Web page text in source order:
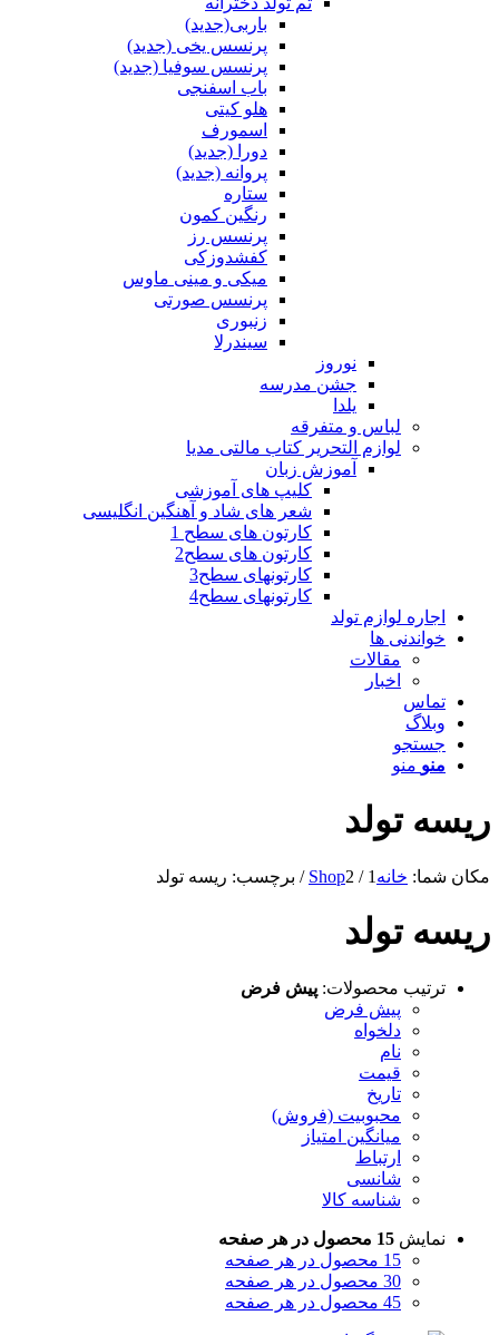
باربی(جدید)
پرنسس یخی (جدید)
پرنسس سوفیا (جدید)
باب اسفنجی
هلو کیتی
اسمورف
دورا (جدید)
پروانه (جدید)
ستاره
رنگین کمون
پرنسس رز
کفشدوزکی
میکی و مینی ماوس
پرنسس صورتی
زنبوری
سیندرلا
نوروز
جشن مدرسه
یلدا
لباس و متفرقه
لوازم التحریر کتاب مالتی مدیا
آموزش زبان
کلیپ های آموزشی
شعر های شاد و آهنگین انگلیسی
کارتون های سطح 1
کارتون های سطح2
کارتونهای سطح3
کارتونهای سطح4
اجاره لوازم تولد
خواندنی ها
مقالات
اخبار
تماس
وبلاگ
جستجو
منو منو
ریسه تولد
مکان شما: خانه 1
/
Shop2
/ برچسب: ریسه تولد
ریسه تولد
ترتیب محصولات: پیش فرض
پیش فرض
دلخواه
نام
قیمت
تاریخ
محبوبیت (فروش)
میانگین امتیاز
ارتباط
شانسی
شناسه کالا
نمایش 15 محصول در هر صفحه
15 محصول در هر صفحه
30 محصول در هر صفحه
45 محصول در هر صفحه